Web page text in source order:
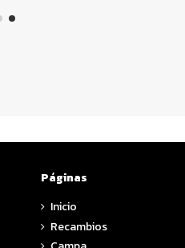
Páginas
Inicio
Recambios